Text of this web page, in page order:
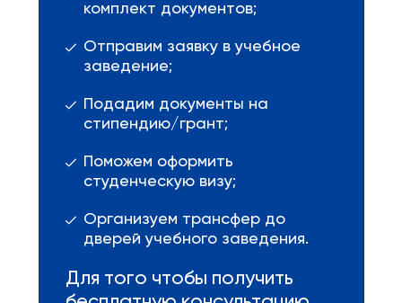
комплект документов;
Отправим заявку в учебное
заведение;
Подадим документы на
стипендию/грант;
Поможем оформить
студенческую визу;
Организуем трансфер до
дверей учебного заведения.
Для того чтобы получить